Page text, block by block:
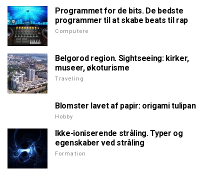
Programmet for de bits. De bedste
programmer til at skabe beats til rap
Computere
Belgorod region. Sightseeing: kirker,
museer, økoturisme
Traveling
Blomster lavet af papir: origami tulipan
Hobby
Ikke-ioniserende stråling. Typer og
egenskaber ved stråling
Formation